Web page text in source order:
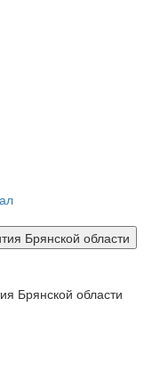
Брянской области
Брянской области